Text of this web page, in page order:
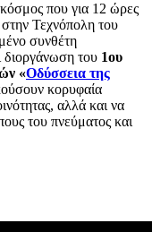
που για 12 ώρες
Τεχνόπολη του
συνθέτη
διοργάνωση του 1ου
«Οδύσσεια της
κορυφαία
αλλά και να
του πνεύματος και